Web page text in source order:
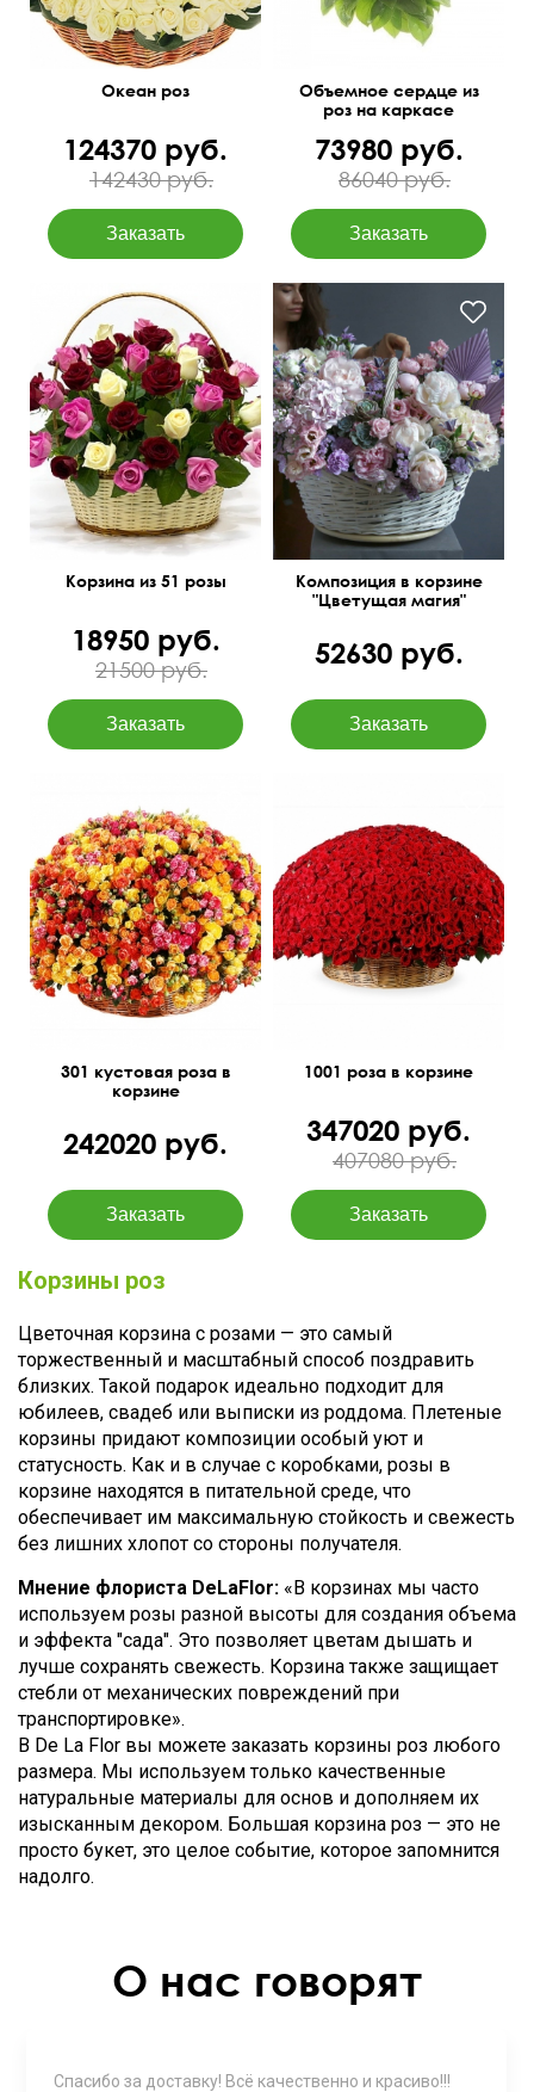
Океан роз
124370 руб.
142430 руб.
Объемное сердце из
роз на каркасе
73980 руб.
86040 руб.
50 см 60 см
Корзина из 51 розы
18950 руб.
21500 руб.
Твидии, статица,
суккуленты, матиолы,
клематисы, папоротник и
др.
Композиция в корзине
"Цветущая магия"
52630 руб.
Цвет микс
60 см
100 см
301 кустовая роза в
корзине
242020 руб.
65 см 150 см
1001 роза в корзине
347020 руб.
407080 руб.
Корзины роз
Цветочная корзина с розами — это самый
торжественный и масштабный способ поздравить
близких. Такой подарок идеально подходит для
юбилеев, свадеб или выписки из роддома. Плетеные
корзины придают композиции особый уют и
статусность. Как и в случае с коробками, розы в
корзине находятся в питательной среде, что
обеспечивает им максимальную стойкость и свежесть
без лишних хлопот со стороны получателя.
Мнение флориста DeLaFlor: «В корзинах мы часто
используем розы разной высоты для создания объема
и эффекта "сада". Это позволяет цветам дышать и
лучше сохранять свежесть. Корзина также защищает
стебли от механических повреждений при
транспортировке».
В De La Flor вы можете заказать корзины роз любого
размера. Мы используем только качественные
натуральные материалы для основ и дополняем их
изысканным декором. Большая корзина роз — это не
просто букет, это целое событие, которое запомнится
надолго.
О нас говорят
Спасибо за доставку! Всё качественно и красиво!!!